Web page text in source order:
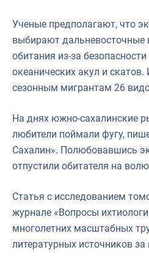
Ученые предполагают, что
выбирают дальневосточные
обитания из-за
океанических акул и скатов.
сезонным мигрантам 26
На днях южно-сахалинские
любители поймали фугу,
Сахалин». Полюбовавшись
отпустили обитателя на
Статья с исследованием
журнале «Вопросы
многолетних масштабных
литературных источников за